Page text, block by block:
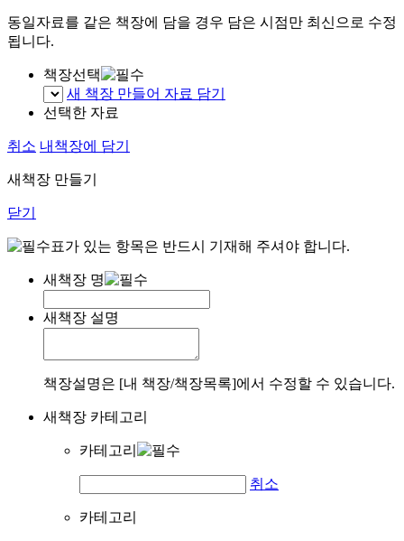
동일자료를 같은 책장에 담을 경우 담은 시점만 최신으로 수정
됩니다.
책장선택
새 책장 만들어 자료 담기
선택한 자료
취소 내책장에 담기
새책장 만들기
닫기
표가 있는 항목은 반드시 기재해 주셔야 합니다.
새책장 명
새책장 설명
책장설명은 [내 책장/책장목록]에서 수정할 수 있습니다.
새책장 카테고리
카테고리
취소
카테고리